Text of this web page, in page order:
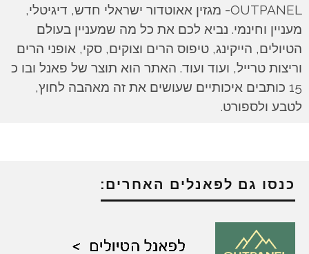
OUTPANEL- מגזין אאוטדור ישראלי חדש, דיגיטלי,
מעניין וחינמי. נביא לכם את כל מה שמעניין בעולם
הטיולים, הייקינג, טיפוס הרים וצוקים, סקי, אופני הרים
וריצות טרייל, ועוד ועוד. האתר הוא תוצר של פאנל ובו כ
15 כותבים איכותיים שעושים את זה מאהבה לחוץ,
לטבע ולספורט.
כנסו גם לפאנלים האחרים: